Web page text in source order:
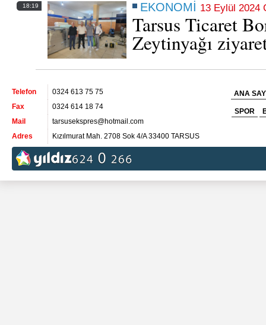
Tarsus’ta geçen ay 590 adet konut satıldı
EKONOMİ 13 Eylül 2024
Tarsus Ticaret
Zeytinyağı
18:19
Telefon
0324 613 75 75
Fax
0324 614 18 74
Mail
tarsusekspres@hotmail.com
Adres
Kızılmurat Mah. 2708 Sok 4/A 33400 TARSUS
ANA
SPOR